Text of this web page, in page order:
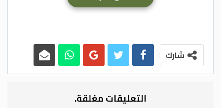
ويعد هذا التصنيف العالمي للجامعات هو أكبر
بتصنيف 31000 مؤسسة تعليمية من أكثر من
200 دولة. ويصدر في شهري كانون الثاني
وتموز من كل عام.
المفتوح للمعرفة التي تنتجها الجامعة مركّزة
شارك
التعليقات مغلقة.